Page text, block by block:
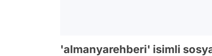
'almanyarehberi' isimli